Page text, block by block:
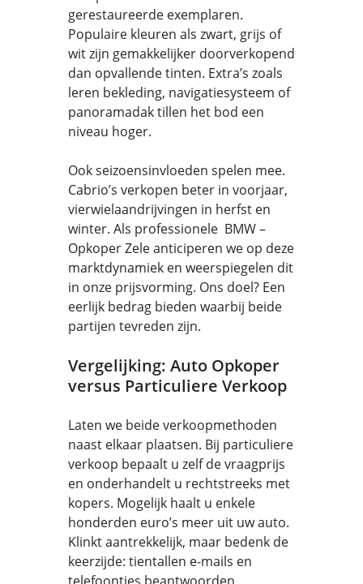
gerestaureerde exemplaren.
Populaire kleuren als zwart, grijs of
wit zijn gemakkelijker doorverkopend
dan opvallende tinten. Extra’s zoals
leren bekleding, navigatiesysteem of
panoramadak tillen het bod een
niveau hoger.
Ook seizoensinvloeden spelen mee.
Cabrio’s verkopen beter in voorjaar,
vierwielaandrijvingen in herfst en
winter. Als professionele BMW –
Opkoper Zele anticiperen we op deze
marktdynamiek en weerspiegelen dit
in onze prijsvorming. Ons doel? Een
eerlijk bedrag bieden waarbij beide
partijen tevreden zijn.
Vergelijking: Auto Opkoper
versus Particuliere Verkoop
Laten we beide verkoopmethoden
naast elkaar plaatsen. Bij particuliere
verkoop bepaalt u zelf de vraagprijs
en onderhandelt u rechtstreeks met
kopers. Mogelijk haalt u enkele
honderden euro’s meer uit uw auto.
Klinkt aantrekkelijk, maar bedenk de
keerzijde: tientallen e-mails en